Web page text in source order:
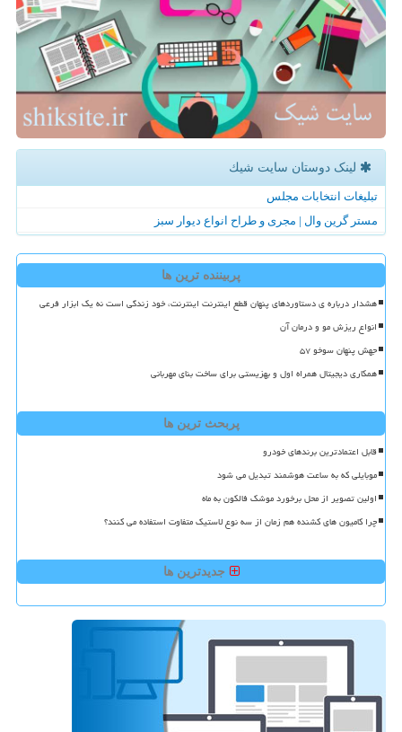
لینک دوستان سایت شیك
تبلیغات انتخابات مجلس
مستر گرین وال | مجری و طراح انواع دیوار سبز
پربیننده ترین ها
هشدار درباره ی دستاوردهای پنهان قطع اینترنت اینترنت، خود زندگی است نه یک ابزار فرعی
انواع ریزش مو و درمان آن
جهش پنهان سوخو ۵۷
همکاری دیجیتال همراه اول و بهزیستی برای ساخت بنای مهربانی
پربحث ترین ها
قابل اعتمادترین برندهای خودرو
موبایلی که به ساعت هوشمند تبدیل می شود
اولین تصویر از محل برخورد موشک فالکون به ماه
چرا کامیون های کشنده هم زمان از سه نوع لاستیک متفاوت استفاده می کنند؟
جدیدترین ها